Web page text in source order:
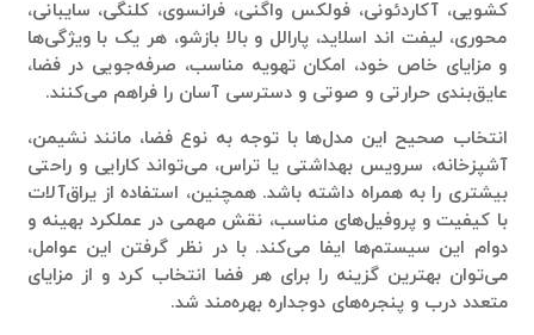
کشویی، آکاردئونی، فولکس واگنی، فرانسوی، کلنگی، سایبانی،
محوری، لیفت اند اسلاید، پارالل و بالا بازشو، هر یک با ویژگی‌ها
و مزایای خاص خود، امکان تهویه مناسب، صرفه‌جویی در فضا،
عایق‌بندی حرارتی و صوتی و دسترسی آسان را فراهم می‌کنند.
انتخاب صحیح این مدل‌ها با توجه به نوع فضا، مانند نشیمن،
آشپزخانه، سرویس بهداشتی یا تراس، می‌تواند کارایی و راحتی
بیشتری را به همراه داشته باشد. همچنین، استفاده از یراق‌آلات
با کیفیت و پروفیل‌های مناسب، نقش مهمی در عملکرد بهینه و
دوام این سیستم‌ها ایفا می‌کند. با در نظر گرفتن این عوامل،
می‌توان بهترین گزینه را برای هر فضا انتخاب کرد و از مزایای
متعدد درب و پنجره‌های دوجداره بهره‌مند شد.